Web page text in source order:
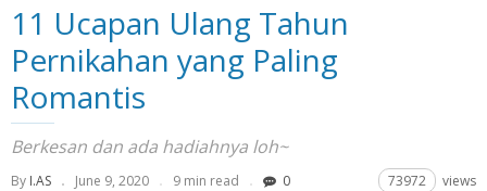
11 Ucapan Ulang Tahun
Pernikahan yang Paling
Romantis
Berkesan dan ada hadiahnya loh~
By I.AS June 9, 2020 9 min read 0 73972 views